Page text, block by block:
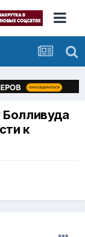
Болливуда
к